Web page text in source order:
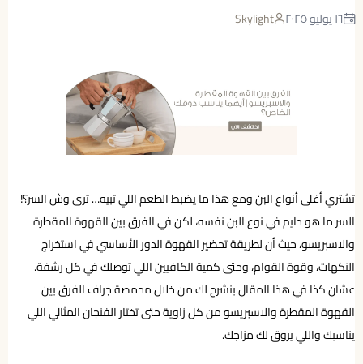
١٦ يوليو ٢٠٢٥ Skylight
تشتري أغلى أنواع البن ومع هذا ما يضبط الطعم اللي تبيه… ترى وش السر؟!
السر ما هو دايم في نوع البن نفسه، لكن في الفرق بين القهوة المقطرة
والاسبريسو، حيث أن لطريقة تحضير القهوة الدور الأساسي في استخراج
النكهات، وقوة القوام، وحتى كمية الكافيين اللي توصلك في كل رشفة.
عشان كذا في هذا المقال بنشرح لك من خلال محمصة جراف الفرق بين
القهوة المقطرة والاسبريسو من كل زاوية حتى تختار الفنجان المثالي اللي
يناسبك واللي يروق لك مزاجك.